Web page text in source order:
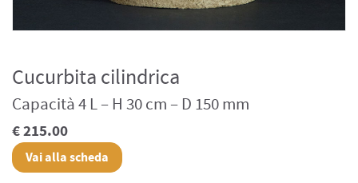
Cucurbita cilindrica
Capacità 4 L – H 30 cm – D 150 mm
€ 215.00
Vai alla scheda